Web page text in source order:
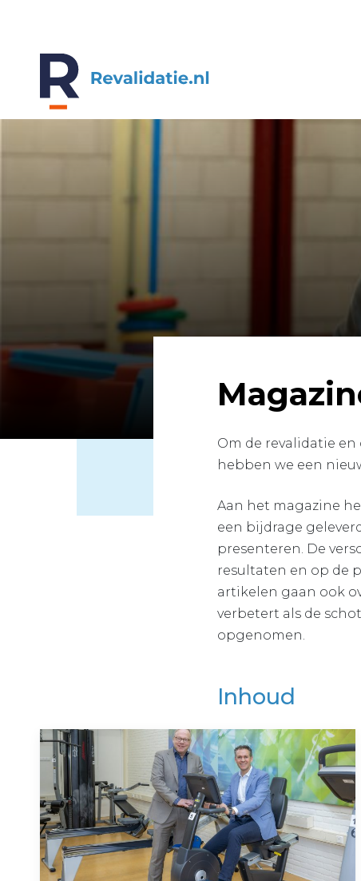
REVALIDATIE.NL
Om de revalidatie
hebben we een
Aan het magazine
een bijdrage
presenteren. De
resultaten en op de
artikelen gaan ook
verbetert als de
opgenomen.
Inhoud